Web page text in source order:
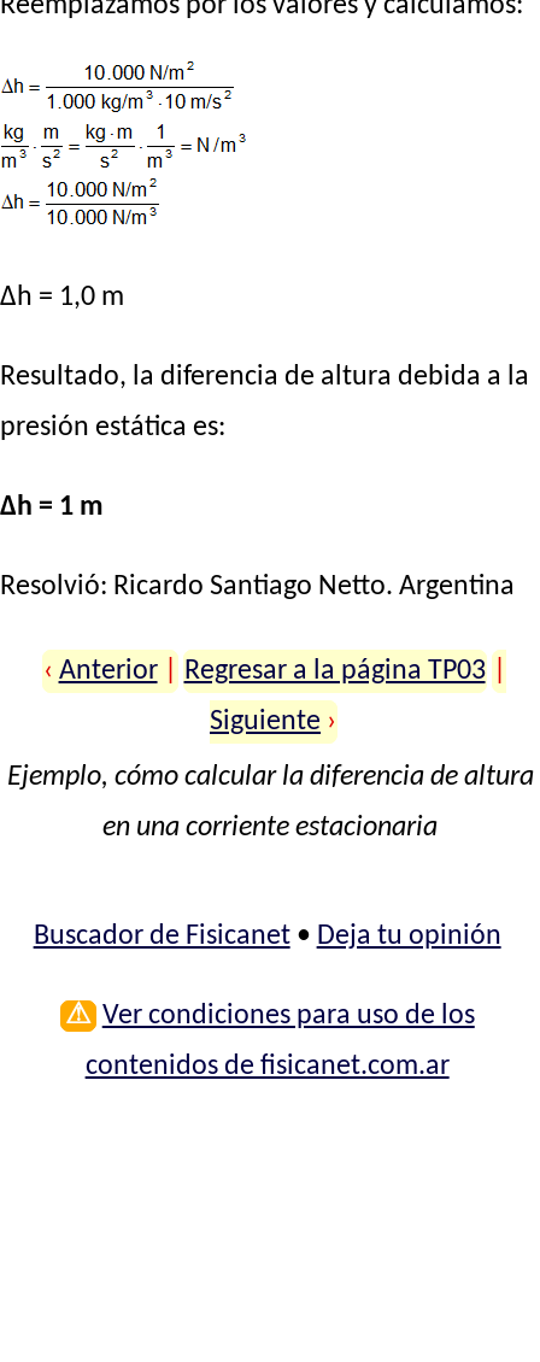
Δh = 1,0 m
Resultado, la diferencia de altura debida a la
presión estática es:
Δh = 1 m
Resolvió: Ricardo Santiago Netto. Argentina
‹ Anterior Regresar a la página TP03
Siguiente ›
Ejemplo, cómo calcular la diferencia de altura
en una corriente estacionaria
Buscador de Fisicanet• Deja tu opinión
⚠ Ver condiciones para uso de los
contenidos de fisicanet.com.ar